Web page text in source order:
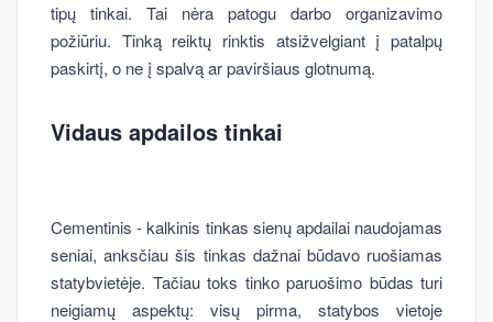
tipų tinkai. Tai nėra patogu darbo organizavimo
požiūriu. Tinką reiktų rinktis atsižvelgiant į patalpų
paskirtį, o ne į spalvą ar paviršiaus glotnumą.
Vidaus apdailos tinkai
Cementinis - kalkinis tinkas sienų apdailai naudojamas
seniai, anksčiau šis tinkas dažnai būdavo ruošiamas
statybvietėje. Tačiau toks tinko paruošimo būdas turi
neigiamų aspektų: visų pirma, statybos vietoje